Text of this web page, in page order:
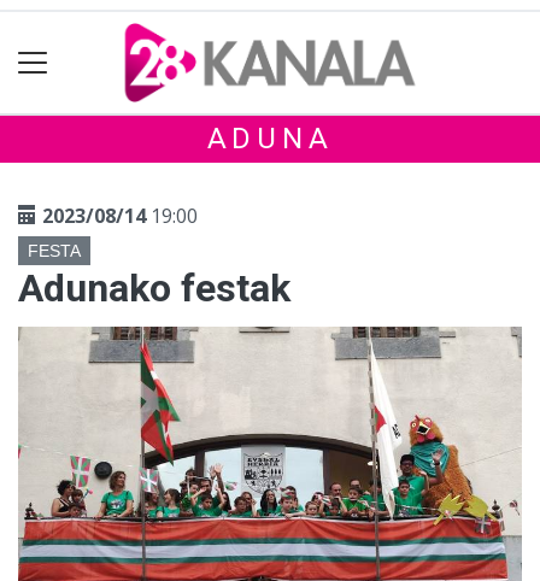
ADUNA
2023/08/1419:00
FESTA
Adunako festak